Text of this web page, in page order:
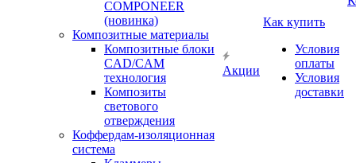
COMPONEER
(новинка)
Композитные материалы
Композитные блоки
CAD/СAM
технология
Композиты
светового
отверждения
Коффердам-изоляционная
система
Акции
Как купить
Условия
оплаты
Условия
доставки